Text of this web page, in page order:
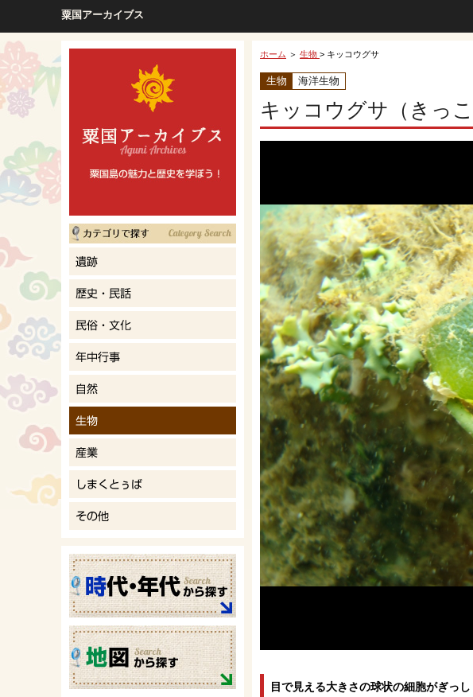
粟国アーカイブス
ホーム ＞ 生物 > キッコウグサ
生物 海洋生物
キッコウグサ（きっこ
目で見える大きさの球状の細胞がぎっ